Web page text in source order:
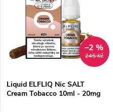
245 Kč
–2 %
Liquid ELFLIQ Nic SALT
Cream Tobacco 10ml - 20mg